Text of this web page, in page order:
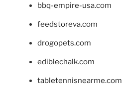
bbq-empire-usa.com
feedstoreva.com
drogopets.com
ediblechalk.com
tabletennisnearme.com